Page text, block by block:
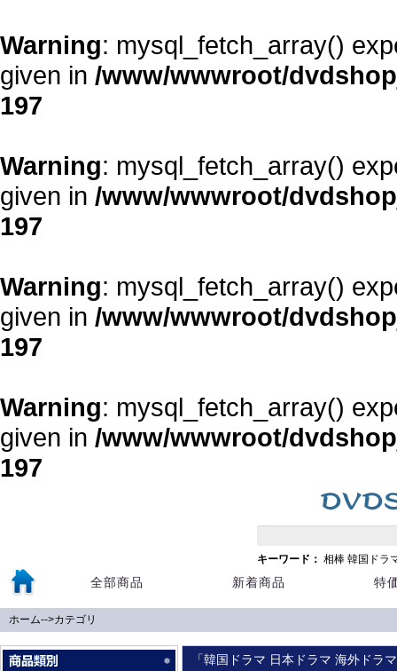
Warning: mysql_fetch_array()
given in /www/wwwroot/
197
Warning: mysql_fetch_array()
given in /www/wwwroot/
197
Warning: mysql_fetch_array()
given in /www/wwwroot/
197
Warning: mysql_fetch_array()
given in /www/wwwroot/
197
キーワード： 相棒 韓国ドラ
全部商品 新着商品 特
ホーム-->カテゴリ
「韓国ドラマ 日本ドラマ 海外ドラ